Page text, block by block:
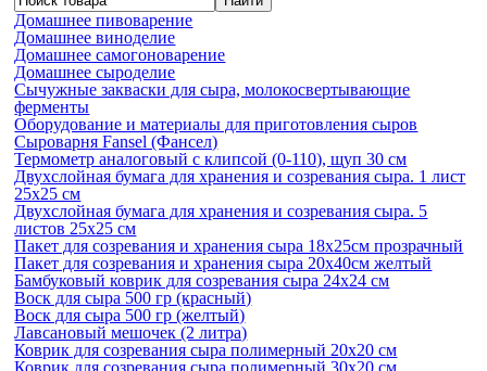
Домашнее пивоварение
Домашнее виноделие
Домашнее самогоноварение
Домашнее сыроделие
Сычужные закваски для сыра, молокосвертывающие
ферменты
Оборудование и материалы для приготовления сыров
Сыроварня Fansel (Фансел)
Термометр аналоговый с клипсой (0-110), щуп 30 см
Двухслойная бумага для хранения и созревания сыра. 1 лист
25х25 см
Двухслойная бумага для хранения и созревания сыра. 5
листов 25х25 см
Пакет для созревания и хранения сыра 18х25см прозрачный
Пакет для созревания и хранения сыра 20х40см желтый
Бамбуковый коврик для созревания сыра 24х24 см
Воск для сыра 500 гр (красный)
Воск для сыра 500 гр (желтый)
Лавсановый мешочек (2 литра)
Коврик для созревания сыра полимерный 20х20 см